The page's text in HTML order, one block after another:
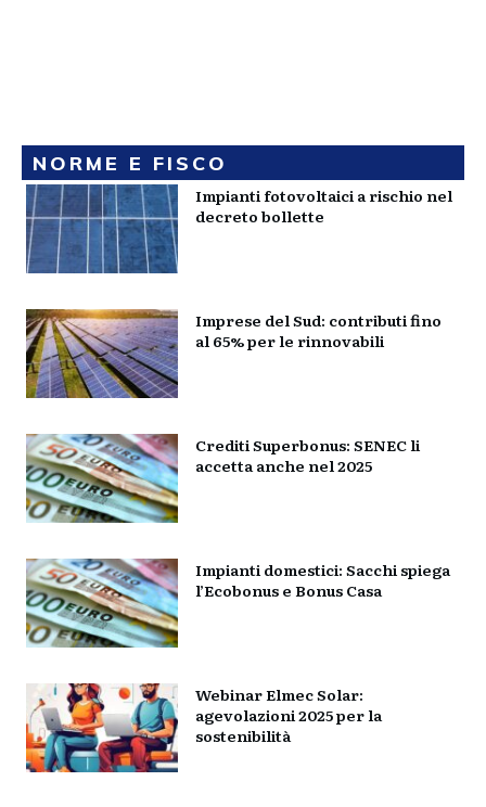
NORME E FISCO
Impianti fotovoltaici a rischio nel
decreto bollette
Imprese del Sud: contributi fino
al 65% per le rinnovabili
Crediti Superbonus: SENEC li
accetta anche nel 2025
Impianti domestici: Sacchi spiega
l’Ecobonus e Bonus Casa
Webinar Elmec Solar:
agevolazioni 2025 per la
sostenibilità